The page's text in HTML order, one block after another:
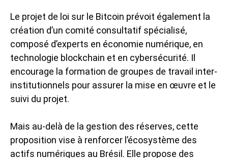
Le projet de loi sur le Bitcoin prévoit également la
création d’un comité consultatif spécialisé,
composé d’experts en économie numérique, en
technologie blockchain et en cybersécurité. Il
encourage la formation de groupes de travail inter-
institutionnels pour assurer la mise en œuvre et le
suivi du projet.
Mais au-delà de la gestion des réserves, cette
proposition vise à renforcer l’écosystème des
actifs numériques au Brésil. Elle propose des